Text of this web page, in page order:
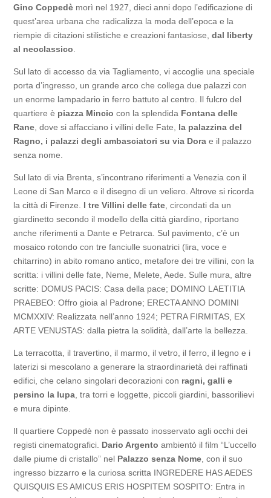
Gino Coppedè morì nel 1927, dieci anni dopo l’edificazione di
quest’area urbana che radicalizza la moda dell’epoca e la
riempie di citazioni stilistiche e creazioni fantasiose,dal liberty
al neoclassico
Sul lato di accesso da via Tagliamento, vi accoglie una speciale
porta d’ingresso, un grande arco che collega due palazzi con
un enorme lampadario in ferro battuto al centro. Il fulcro del
quartiere è piazza Minciocon la splendida Fontana delle
Rane , dove si affacciano i villini delle Fate, la palazzina del
Ragno, i palazzi degli ambasciatori su via Dorae il palazzo
senza nome.
Sul lato di via Brenta, s’incontrano riferimenti a Venezia con il
Leone di San Marco e il disegno di un veliero. Altrove si ricorda
la città di Firenze. I tre Villini delle fate , circondati da un
giardinetto secondo il modello della città giardino, riportano
anche riferimenti a Dante e Petrarca. Sul pavimento, c’è un
mosaico rotondo con tre fanciulle suonatrici (lira, voce e
chitarrino) in abito romano antico, metafore dei tre villini, con la
scritta: i villini delle fate, Neme, Melete, Aede. Sulle mura, altre
scritte: DOMUS PACIS: Casa della pace; DOMINO LAETITIA
PRAEBEO: Offro gioia al Padrone; ERECTA ANNO DOMINI
MCMXXIV: Realizzata nell’anno 1924; PETRA FIRMITAS, EX
ARTE VENUSTAS: dalla pietra la solidità, dall’arte la bellezza.
La terracotta, il travertino, il marmo, il vetro, il ferro, il legno e i
laterizi si mescolano a generare la straordinarietà dei raffinati
edifici, che celano singolari decorazioni con ragni, galli e
persino la lupa , tra torri e loggette, piccoli giardini, bassorilievi
e mura dipinte.
Il quartiere Coppedè non è passato inosservato agli occhi dei
registi cinematografici. Dario Argento ambientò il film “L’uccello
dalle piume di cristallo” nel Palazzo senza Nome , con il suo
ingresso bizzarro e la curiosa scritta INGREDERE HAS AEDES
QUISQUIS ES AMICUS ERIS HOSPITEM SOSPITO: Entra in